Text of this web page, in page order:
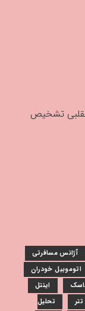
تشخیص
آژانس مسافرتی
اتوموبیل خودران
اینتل
تتر تحلیل